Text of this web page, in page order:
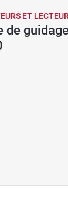
ET
de